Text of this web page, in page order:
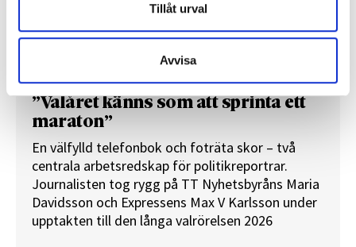
Tillåt urval
Avvisa
”Valåret känns som att sprinta ett
maraton”
En välfylld telefonbok och foträta skor – två
centrala arbetsredskap för politikreportrar.
Journalisten tog rygg på TT Nyhetsbyråns Maria
Davidsson och Expressens Max V Karlsson under
upptakten till den långa valrörelsen 2026